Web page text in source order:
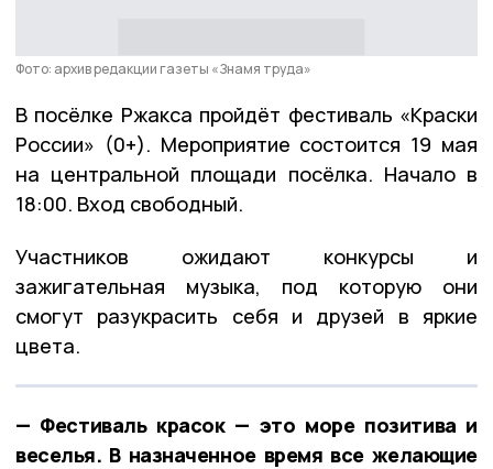
Фото: архив редакции газеты «Знамя труда»
В посёлке Ржакса пройдёт фестиваль «Краски
России» (0+). Мероприятие состоится 19 мая
на центральной площади посёлка. Начало в
18:00. Вход свободный.
Участников ожидают конкурсы и
зажигательная музыка, под которую они
смогут разукрасить себя и друзей в яркие
цвета.
— Фестиваль красок — это море позитива и
веселья. В назначенное время все желающие